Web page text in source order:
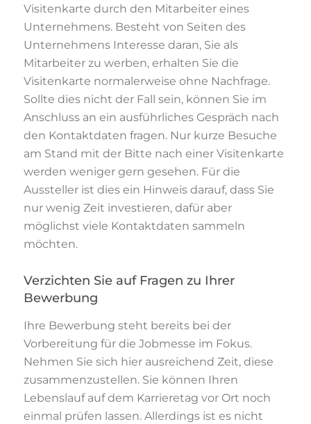
Visitenkarte durch den Mitarbeiter eines
Unternehmens. Besteht von Seiten des
Unternehmens Interesse daran, Sie als
Mitarbeiter zu werben, erhalten Sie die
Visitenkarte normalerweise ohne Nachfrage.
Sollte dies nicht der Fall sein, können Sie im
Anschluss an ein ausführliches Gespräch nach
den Kontaktdaten fragen. Nur kurze Besuche
am Stand mit der Bitte nach einer Visitenkarte
werden weniger gern gesehen. Für die
Aussteller ist dies ein Hinweis darauf, dass Sie
nur wenig Zeit investieren, dafür aber
möglichst viele Kontaktdaten sammeln
möchten.
Verzichten Sie auf Fragen zu Ihrer
Bewerbung
Ihre Bewerbung steht bereits bei der
Vorbereitung für die Jobmesse im Fokus.
Nehmen Sie sich hier ausreichend Zeit, diese
zusammenzustellen. Sie können Ihren
Lebenslauf auf dem Karrieretag vor Ort noch
einmal prüfen lassen. Allerdings ist es nicht